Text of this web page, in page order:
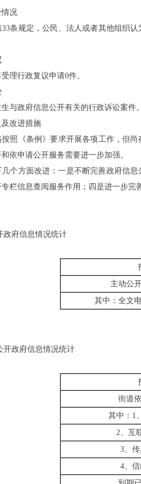
情况
条规定，公民、法人或者其他组织
理行政复议申请0件。
与政府信息公开有关的行政诉讼案件。
改进措施
照《条例》要求开展各项工作，但
依申请公开服务需要进一步加强。
几个方面改进：一是不断完善政府信
栏信息查阅服务作用；四是进一步完
政府信息情况统计
主动公
其中：全文
开政府信息情况统计
街道
其中：1
2、互
3、
4、